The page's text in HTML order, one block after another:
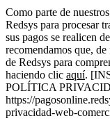
Como parte de
Redsys para procesar
sus pagos se realicen
recomendamos que,
de Redsys para
haciendo clic aquí.
POLÍTICA
https://
privacidad-web-